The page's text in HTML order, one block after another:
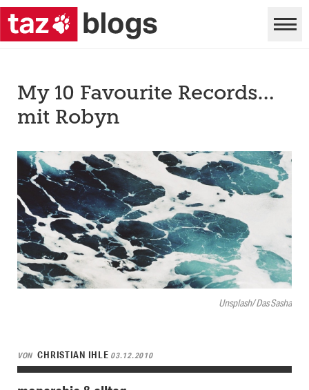
Unsplash/ Das Sasha
My 10 Favourite Records…
mit Robyn
VON CHRISTIAN IHLE 03.12.2010